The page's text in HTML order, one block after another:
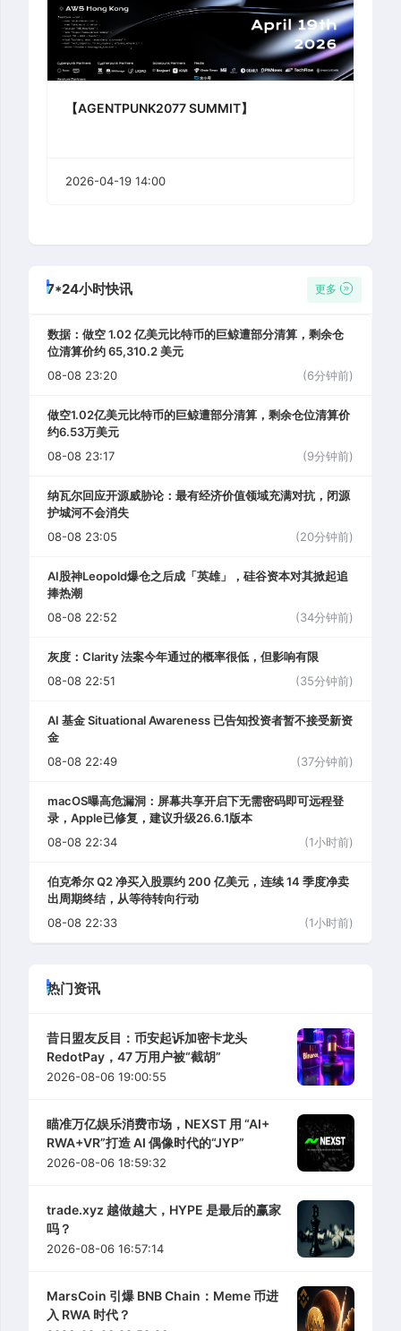
【AGENTPUNK2077 SUMMIT】
2026-04-19 14:00
7*24小时快讯 更多
数据：做空 1.02 亿美元比特币的巨鲸遭部分清算，剩余仓
位清算价约 65,310.2 美元
08-08 23:20
(6分钟前)
做空1.02亿美元比特币的巨鲸遭部分清算，剩余仓位清算价
约6.53万美元
08-08 23:17
(9分钟前)
纳瓦尔回应开源威胁论：最有经济价值领域充满对抗，闭源
护城河不会消失
08-08 23:05
(20分钟前)
AI股神Leopold爆仓之后成「英雄」，硅谷资本对其掀起追
捧热潮
08-08 22:52
(34分钟前)
灰度：Clarity 法案今年通过的概率很低，但影响有限
08-08 22:51
(35分钟前)
AI 基金 Situational Awareness 已告知投资者暂不接受新资
金
08-08 22:49
(37分钟前)
macOS曝高危漏洞：屏幕共享开启下无需密码即可远程登
录，Apple已修复，建议升级26.6.1版本
08-08 22:34
(1小时前)
伯克希尔 Q2 净买入股票约 200 亿美元，连续 14 季度净卖
出周期终结，从等待转向行动
08-08 22:33
(1小时前)
热门资讯
昔日盟友反目：币安起诉加密卡龙头
RedotPay，47 万用户被“截胡”
2026-08-06 19:00:55
瞄准万亿娱乐消费市场，NEXST 用 “AI+
RWA+VR”打造 AI 偶像时代的“JYP”
2026-08-06 18:59:32
trade.xyz 越做越大，HYPE 是最后的赢家
吗？
2026-08-06 16:57:14
MarsCoin 引爆 BNB Chain：Meme 币进
入 RWA 时代？